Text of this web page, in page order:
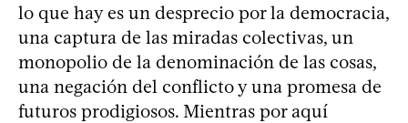
lo que hay es un desprecio por la democracia,
una captura de las miradas colectivas, un
monopolio de la denominación de las cosas,
una negación del conflicto y una promesa de
futuros prodigiosos. Mientras por aquí